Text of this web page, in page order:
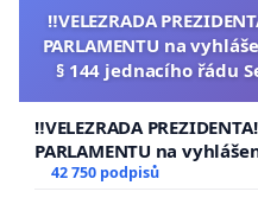
‼️VELEZRADA
PARLAMENTU na
§ 144 jednacího řádu
‼️VELEZRADA
PARLAMENTU na
144 jednacího řádu
42 750 podpisů